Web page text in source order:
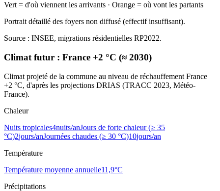
Vert = d'où viennent les arrivants · Orange = où vont les partants
Portrait détaillé des foyers non diffusé (effectif insuffisant).
Source : INSEE, migrations résidentielles RP2022.
Climat futur : France +2 °C (≈ 2030)
Climat projeté de la commune au niveau de réchauffement France
+2 °C, d'après les projections DRIAS (TRACC 2023, Météo-
France).
Chaleur
Nuits tropicales4nuits/anJours de forte chaleur (≥ 35
°C)2jours/anJournées chaudes (≥ 30 °C)10jours/an
Température
Température moyenne annuelle11,9°C
Précipitations